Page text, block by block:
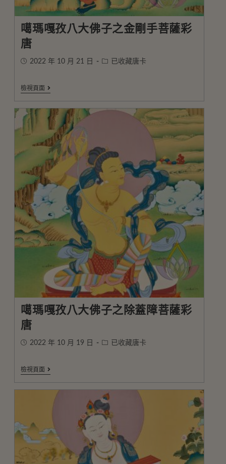
噶瑪嘎孜八大佛子之金剛手菩薩彩
唐
2022 年 10 月 21 日 已收藏唐卡
檢視頁面
噶瑪嘎孜八大佛子之除蓋障菩薩彩
唐
2022 年 10 月 19 日 已收藏唐卡
檢視頁面